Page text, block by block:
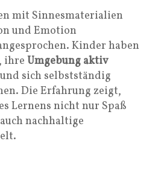
mit Sinnesmaterialien
und Emotion
Kinder haben
ihre Umgebung aktiv
und sich selbstständig
Die Erfahrung zeigt,
Lernens nicht nur Spaß
nachhaltige